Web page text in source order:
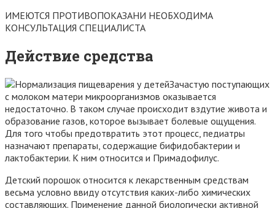
ИМЕЮТСЯ ПРОТИВОПОКАЗАНИ НЕОБХОДИМА
КОНСУЛЬТАЦИЯ СПЕЦИАЛИСТА
Действие средства
Зачастую поступающих
с молоком матери микроорганизмов оказывается
недостаточно. В таком случае происходит вздутие живота и
образование газов, которое вызывает болевые ощущения.
Для того чтобы предотвратить этот процесс, педиатры
назначают препараты, содержащие бифидобактерии и
лактобактерии. К ним относится и Примадофилус.
Детский порошок относится к лекарственным средствам
весьма условно ввиду отсутствия каких-либо химических
составляющих. Применение данной биологически активной